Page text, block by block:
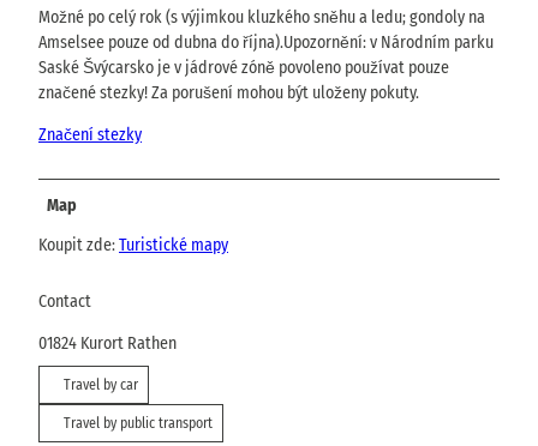
Možné po celý rok (s výjimkou kluzkého sněhu a ledu; gondoly na
Amselsee pouze od dubna do října).Upozornění: v Národním parku
Saské Švýcarsko je v jádrové zóně povoleno používat pouze
značené stezky! Za porušení mohou být uloženy pokuty.
Značení stezky
Map
Koupit zde:Turistické mapy
Contact
01824 Kurort Rathen
Travel by car
Travel by public transport